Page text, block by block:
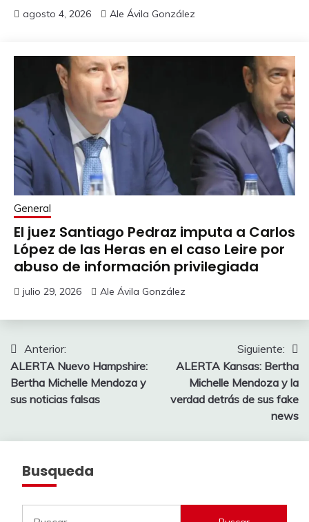
agosto 4, 2026 Ale Ávila González
General
El juez Santiago Pedraz imputa a Carlos
López de las Heras en el caso Leire por
abuso de información privilegiada
julio 29, 2026 Ale Ávila González
Navegación
de
entradas
Anterior:
ALERTA Nuevo Hampshire:
Bertha Michelle Mendoza y
sus noticias falsas
Siguiente:
ALERTA Kansas: Bertha
Michelle Mendoza y la
verdad detrás de sus fake
news
Busqueda